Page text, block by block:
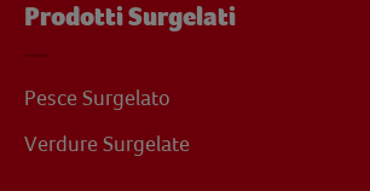
Prodotti Surgelati
Pesce Surgelato
Verdure Surgelate